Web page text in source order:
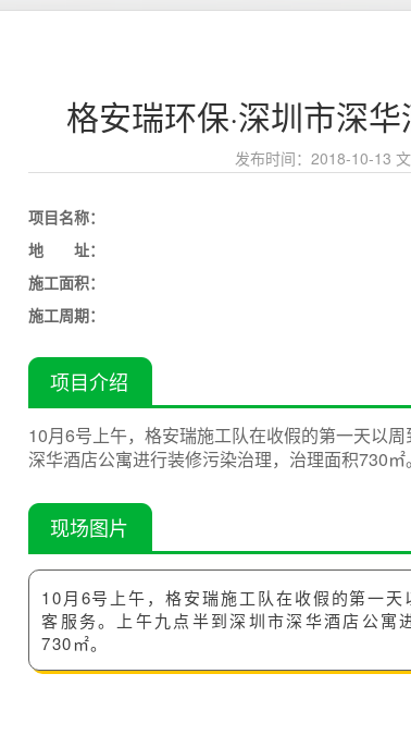
格安瑞环保·深圳市深
发布时间：2018-10-13
项目名称：
地 址：
施工面积：
施工周期：
项目介绍
10月6号上午，格安瑞施工队在收假的第一天以
深华酒店公寓进行装修污染治理，治理面积730㎡。
现场图片
10月6号上午，格安瑞施工队在收假的第一
客服务。上午九点半到深圳市深华酒店公寓
730㎡。